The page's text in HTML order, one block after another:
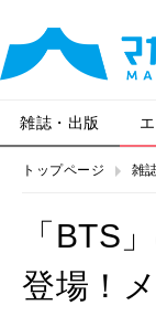
雑誌・出版
トップページ 雑
「BTS
登場！